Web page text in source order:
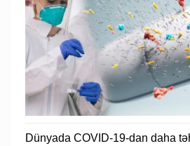
Dünyada COVID-19-dan daha